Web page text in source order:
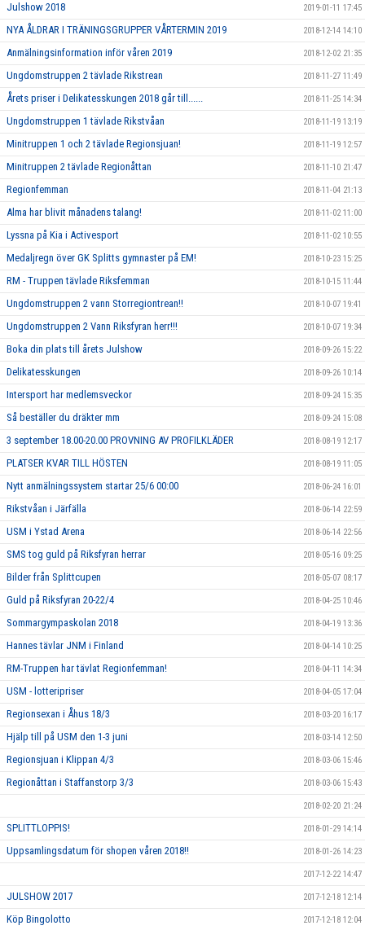
Julshow 2018 2019-01-11 17:45
NYA ÅLDRAR I TRÄNINGSGRUPPER VÅRTERMIN 2019 2018-12-14 14:10
Anmälningsinformation inför våren 2019 2018-12-02 21:35
Ungdomstruppen 2 tävlade Rikstrean 2018-11-27 11:49
Årets priser i Delikatesskungen 2018 går till...... 2018-11-25 14:34
Ungdomstruppen 1 tävlade Rikstvåan 2018-11-19 13:19
Minitruppen 1 och 2 tävlade Regionsjuan! 2018-11-19 12:57
Minitruppen 2 tävlade Regionåttan 2018-11-10 21:47
Regionfemman 2018-11-04 21:13
Alma har blivit månadens talang! 2018-11-02 11:00
Lyssna på Kia i Activesport 2018-11-02 10:55
Medaljregn över GK Splitts gymnaster på EM! 2018-10-23 15:25
RM - Truppen tävlade Riksfemman 2018-10-15 11:44
Ungdomstruppen 2 vann Storregiontrean!! 2018-10-07 19:41
Ungdomstruppen 2 Vann Riksfyran herr!!! 2018-10-07 19:34
Boka din plats till årets Julshow 2018-09-26 15:22
Delikatesskungen 2018-09-26 10:14
Intersport har medlemsveckor 2018-09-24 15:35
Så beställer du dräkter mm 2018-09-24 15:08
3 september 18.00-20.00 PROVNING AV PROFILKLÄDER 2018-08-19 12:17
PLATSER KVAR TILL HÖSTEN 2018-08-19 11:05
Nytt anmälningssystem startar 25/6 00:00 2018-06-24 16:01
Rikstvåan i Järfälla 2018-06-14 22:59
USM i Ystad Arena 2018-06-14 22:56
SMS tog guld på Riksfyran herrar 2018-05-16 09:25
Bilder från Splittcupen 2018-05-07 08:17
Guld på Riksfyran 20-22/4 2018-04-25 10:46
Sommargympaskolan 2018 2018-04-19 13:36
Hannes tävlar JNM i Finland 2018-04-14 10:25
RM-Truppen har tävlat Regionfemman! 2018-04-11 14:34
USM - lotteripriser 2018-04-05 17:04
Regionsexan i Åhus 18/3 2018-03-20 16:17
Hjälp till på USM den 1-3 juni 2018-03-14 12:50
Regionsjuan i Klippan 4/3 2018-03-06 15:46
Regionåttan i Staffanstorp 3/3 2018-03-06 15:43
2018-02-20 21:24
SPLITTLOPPIS! 2018-01-29 14:14
Uppsamlingsdatum för shopen våren 2018!! 2018-01-26 14:23
2017-12-22 14:47
JULSHOW 2017 2017-12-18 12:14
Köp Bingolotto 2017-12-18 12:04